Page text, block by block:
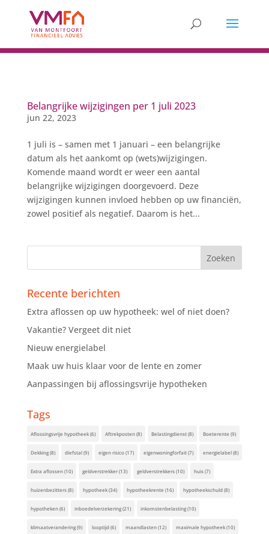
Belangrijke wijzigingen per 1 juli 2023
jun 22, 2023
1 juli is – samen met 1 januari – een belangrijke
datum als het aankomt op (wets)wijzigingen.
Komende maand wordt er weer een aantal
belangrijke wijzigingen doorgevoerd. Deze
wijzigingen kunnen invloed hebben op uw financiën,
zowel positief als negatief. Daarom is het...
Recente berichten
Extra aflossen op uw hypotheek: wel of niet doen?
Vakantie? Vergeet dit niet
Nieuw energielabel
Maak uw huis klaar voor de lente en zomer
Aanpassingen bij aflossingsvrije hypotheken
Tags
Aflossingsvrije hypotheek(6) Aftrekposten(8) Belastingdienst(8) Boeterente (9)
Dekking(8) diefstal(9) eigen risico(17) eigenwoningforfait(7) energielabel(8)
Extra aflossen(10) geldverstrekker(13) geldverstrekkers(10) huis(7)
huizenbezitters(8) hypotheek(34) hypotheekrente (16) hypotheekschuld(8)
hypotheken(6) inboedelverzekering(21) inkomstenbelasting(10)
klimaatverandering(9) looptijd(6) maandlasten(12) maximale hypotheek(10)